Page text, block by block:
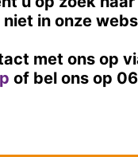
in onze
met ons op
of bel ons op